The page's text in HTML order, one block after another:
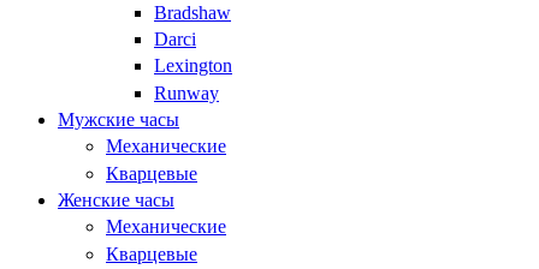
Bradshaw
Darci
Lexington
Runway
Мужские часы
Механические
Кварцевые
Женские часы
Механические
Кварцевые